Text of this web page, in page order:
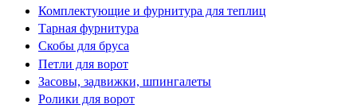
Комплектующие и фурнитура для теплиц
Тарная фурнитура
Скобы для бруса
Петли для ворот
Засовы, задвижки, шпингалеты
Ролики для ворот